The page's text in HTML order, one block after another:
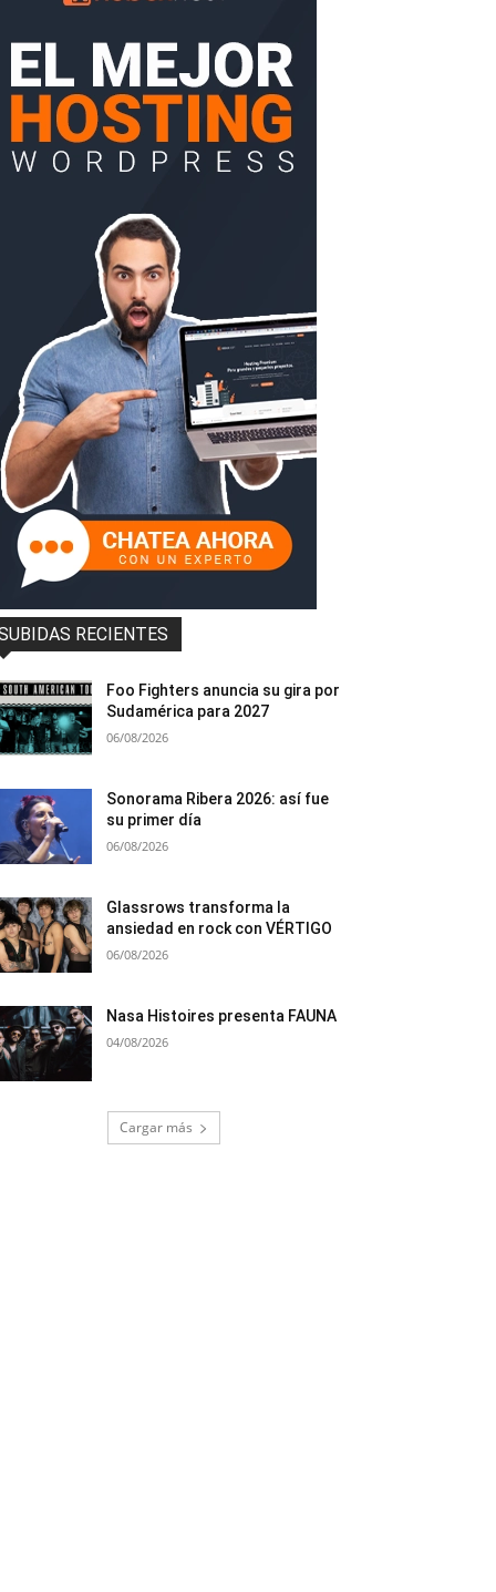
RECIENTES
Foo Fighters anuncia su gira por
Sudamérica para 2027
06/08/2026
Sonorama Ribera 2026: así fue
su primer día
06/08/2026
Glassrows transforma la
ansiedad en rock con VÉRTIGO
06/08/2026
Nasa Histoires presenta FAUNA
04/08/2026
Cargar más